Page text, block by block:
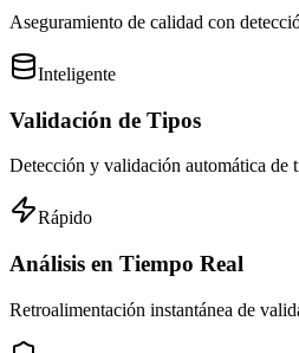
Aseguramiento de calidad con
Inteligente
Validación de Tipos
Detección y validación automática de
Rápido
Análisis en Tiempo Real
Retroalimentación instantánea de